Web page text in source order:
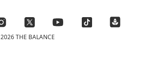
2026 THE BALANCE